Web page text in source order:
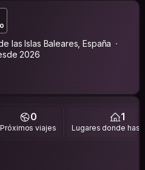
las Islas Baleares, España
2026
0
Próximos viajes
1
Lugares donde has